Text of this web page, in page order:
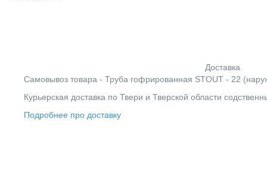
Доставка
Cамовывоз товара - Труба гофрированная STOUT - 22
Курьерская доставка по Твери и Тверской области
Подробнее про доставку